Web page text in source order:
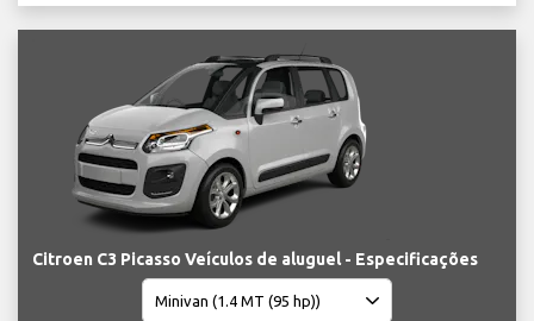
Citroen C3 Picasso Veículos de aluguel - Especificações